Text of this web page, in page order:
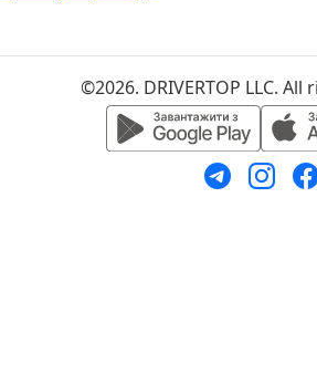
©2026. DRIVERTOP LLC.